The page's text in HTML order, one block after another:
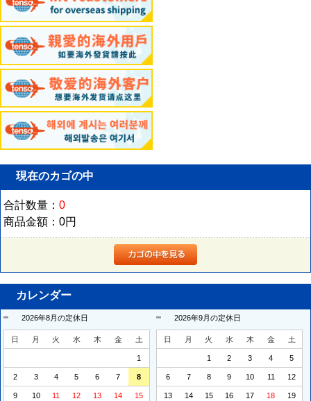
現在のカゴの中
合計数量：0
商品金額：0円
カレンダー
2026年8月の定休日
日 月 火 水 木 金 土
1
2 3 4 5 6 7 8
9 10 11 12 13 14 15
2026年9月の定休日
日 月 火 水 木 金 土
1 2 3 4 5
6 7 8 9 10 11 12
13 14 15 16 17 18 19